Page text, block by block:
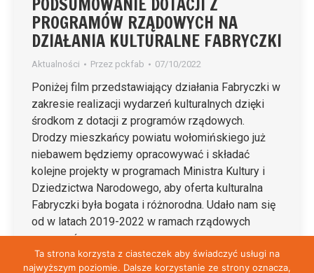
PROGRAMÓW RZĄDOWYCH NA
DZIAŁANIA KULTURALNE FABRYCZKI
Aktualności Przez pckfab 07/10/2022
Poniżej film przedstawiający działania Fabryczki w
zakresie realizacji wydarzeń kulturalnych dzięki
środkom z dotacji z programów rządowych.
Drodzy mieszkańcy powiatu wołomińskiego już
niebawem będziemy opracowywać i składać
kolejne projekty w programach Ministra Kultury i
Dziedzictwa Narodowego, aby oferta kulturalna
Fabryczki była bogata i różnorodna. Udało nam się
od w latach 2019-2022 w ramach rządowych
programów…
Ta strona korzysta z ciasteczek aby świadczyć usługi na
najwyższym poziomie. Dalsze korzystanie ze strony oznacza,